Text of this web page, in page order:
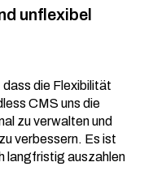
unflexibel
die Flexibilität
CMS uns die
zu verwalten und
verbessern. Es ist
langfristig auszahlen